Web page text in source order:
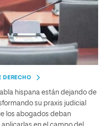
DERECHO
hispana están dejando de
su praxis judicial
los abogados deban